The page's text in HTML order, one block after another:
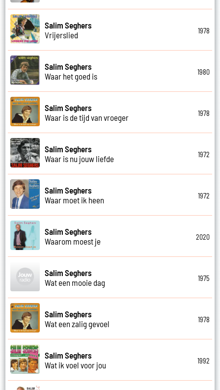
Salim Seghers
Vrijerslied
1978
Salim Seghers
Waar het goed is
1980
Salim Seghers
Waar is de tijd van vroeger
1978
Salim Seghers
Waar is nu jouw liefde
1972
Salim Seghers
Waar moet ik heen
1972
Salim Seghers
Waarom moest je
2020
Salim Seghers
Wat een mooie dag
1975
Salim Seghers
Wat een zalig gevoel
1978
Salim Seghers
Wat ik voel voor jou
1992